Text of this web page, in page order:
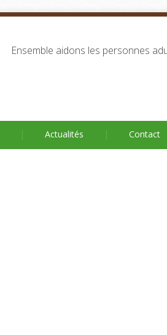
Ensemble aidons les personnes
Actualités Contact